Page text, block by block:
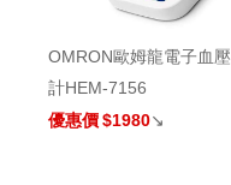
OMRON歐姆龍電子血壓
計HEM-7156
優惠價 $1980↘